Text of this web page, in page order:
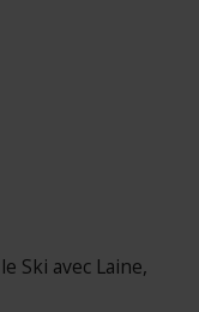
Ski avec Laine,